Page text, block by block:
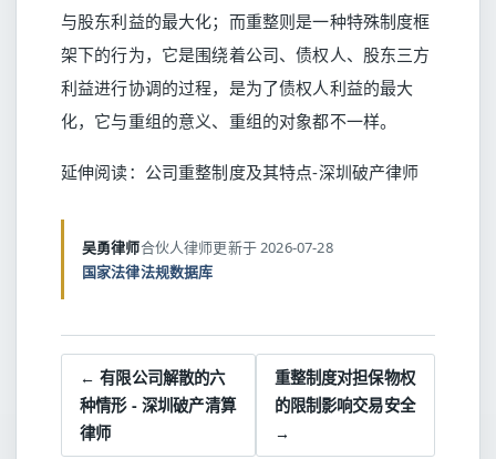
与股东利益的最大化；而重整则是一种特殊制度框
架下的行为，它是围绕着公司、债权人、股东三方
利益进行协调的过程，是为了债权人利益的最大
化，它与重组的意义、重组的对象都不一样。
延伸阅读： 公司重整制度及其特点-深圳破产律师
吴勇律师合伙人律师更新于 2026-07-28
国家法律法规数据库
← 有限公司解散的六
种情形 - 深圳破产清算
律师
重整制度对担保物权
的限制影响交易安全
→